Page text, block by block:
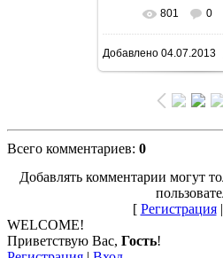
В реальном
1500x1004/
801 0
Добавлено04.07.2013
Всего комментариев: 0
Добавлять комментарии могут
[ Регистрация|
WELCOME!
Приветствую Вас, Гость!